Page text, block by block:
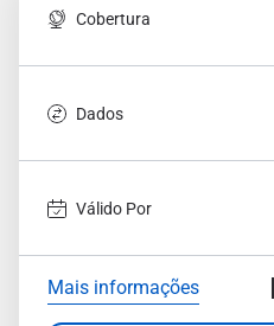
Cobertura
Dados
Válido Por
Mais informações